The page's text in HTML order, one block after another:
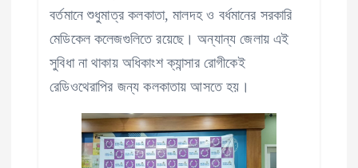
বর্তমানে শুধুমাত্র কলকাতা, মালদহ ও বর্ধমানের সরকারি
মেডিকেল কলেজগুলিতে রয়েছে। অন্যান্য জেলায় এই
সুবিধা না থাকায় অধিকাংশ ক্যান্সার রোগীকেই
রেডিওথেরাপির জন্য কলকাতায় আসতে হয়।